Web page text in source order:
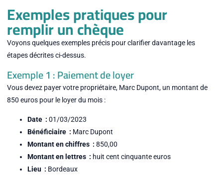
Exemples pratiques pour
remplir un chèque
Voyons quelques exemples précis pour clarifier davantage les
étapes décrites ci-dessus.
Exemple 1 : Paiement de loyer
Vous devez payer votre propriétaire, Marc Dupont, un montant de
850 euros pour le loyer du mois :
Date : 01/03/2023
Bénéficiaire : Marc Dupont
Montant en chiffres : 850,00
Montant en lettres : huit cent cinquante euros
Lieu : Bordeaux